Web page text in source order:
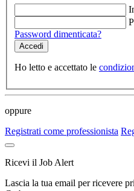
Password dimenticata?
Ho letto e accettato le
oppure
Registrati come professionista
Ricevi il Job Alert
Lascia la tua email per ricevere